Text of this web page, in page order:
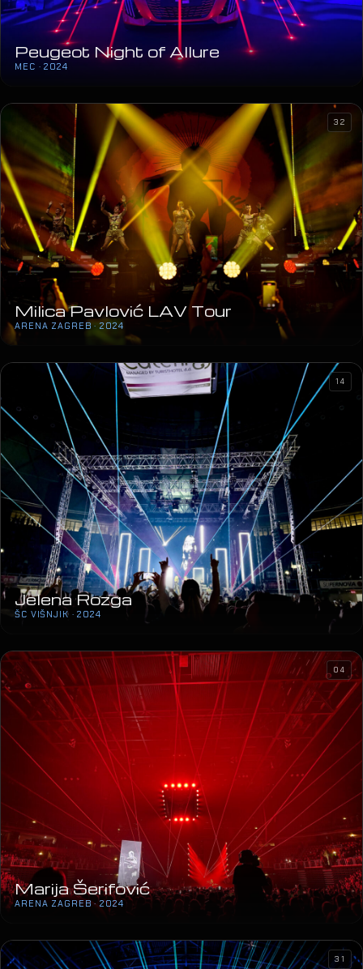
Peugeot Night of Allure
MEC · 2024
Milica Pavlović LAV Tour
ARENA ZAGREB · 2024
32
Jelena Rozga
ŠC VIŠNJIK · 2024
14
Marija Šerifović
ARENA ZAGREB · 2024
04
31